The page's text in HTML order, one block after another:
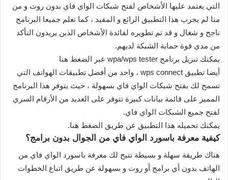
التي يعتمد عليها الأشخاص لفتح شبكات الواي فاي بدون روت و من
منا لم يجرب هذا التطبيق الرائع و المفيد ، كما نعلم جميعا البرنامج
ناجح و شغال و قد تم تطويره لفائدة الأشخاص الذين يريدون التأكد
من مدى قوة حماية الشبكة لديهم.
يمكنك تنزيل برنامج wpa/wps tester عبر الضغط هنا
أيضا تطبيق wps connect ، واحد من أفضل تطبيقات الهواتف التي
تسمح لك بفتح شبكات الواي فاي بسهولة ، حيث يتوفر هذا البرنامج
المميز على قائمة بيانات كبيرة تتوفر على العديد من الأرقام السري
لفتح جميع الشبكات الواي فاي.
يمكنك تحميله هذا التطبيق عن طريق الضغط هنا.
كيفية معرفة باسورد الواي فاي من الجوال بدون برامج؟
هناك طريقة سهلة و بسيطة تتيح لك معرفة باسورد الواي فاي من
الهاتف بدون أي برامج أو روت و بسهولة عن طريق اتباع الخطوات